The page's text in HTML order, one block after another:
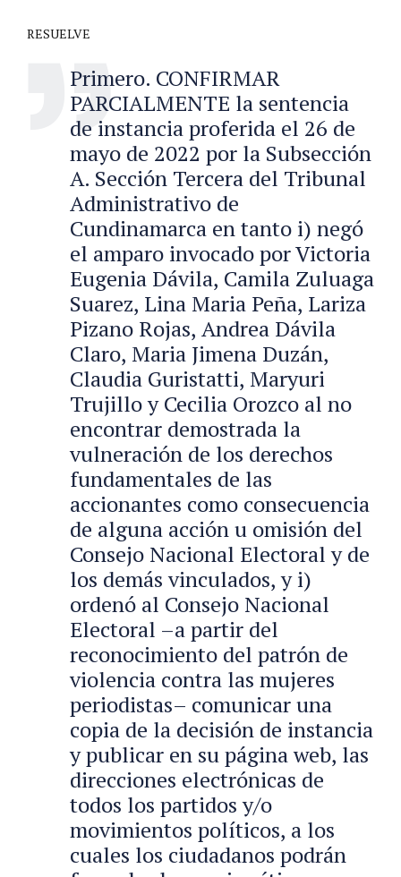
RESUELVE
Primero. CONFIRMAR
PARCIALMENTE la sentencia
de instancia proferida el 26 de
mayo de 2022 por la Subsección
A. Sección Tercera del Tribunal
Administrativo de
Cundinamarca en tanto i) negó
el amparo invocado por Victoria
Eugenia Dávila, Camila Zuluaga
Suarez, Lina Maria Peña, Lariza
Pizano Rojas, Andrea Dávila
Claro, Maria Jimena Duzán,
Claudia Guristatti, Maryuri
Trujillo y Cecilia Orozco al no
encontrar demostrada la
vulneración de los derechos
fundamentales de las
accionantes como consecuencia
de alguna acción u omisión del
Consejo Nacional Electoral y de
los demás vinculados, y i)
ordenó al Consejo Nacional
Electoral –a partir del
reconocimiento del patrón de
violencia contra las mujeres
periodistas– comunicar una
copia de la decisión de instancia
y publicar en su página web, las
direcciones electrónicas de
todos los partidos y/o
movimientos políticos, a los
cuales los ciudadanos podrán